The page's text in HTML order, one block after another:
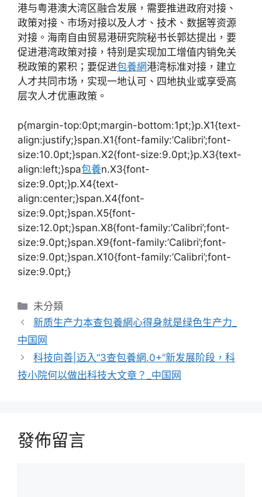
港与粤港澳大湾区融合发展，需要推进政府对接、
政策对接、市场对接以及人才、技术、数据等资源
对接。海南自由贸易港研究院秘书长郭达提出，要
促进港湾政策对接，特别是实现加工增值内销免关
税政策的累积；要促进包養網港湾标准对接，建立
人才共同市场，实现一地认可、四地执业或享受高
层次人才优惠政策。
p{margin-top:0pt;margin-bottom:1pt;}p.X1{text-
align:justify;}span.X1{font-family:’Calibri’;font-
size:10.0pt;}span.X2{font-size:9.0pt;}p.X3{text-
align:left;}spa包養n.X3{font-
size:9.0pt;}p.X4{text-
align:center;}span.X4{font-
size:9.0pt;}span.X5{font-
size:12.0pt;}span.X8{font-family:’Calibri’;font-
size:9.0pt;}span.X9{font-family:’Calibri’;font-
size:9.0pt;}span.X10{font-family:’Calibri’;font-
size:9.0pt;}
分
類
未分類
新质生产力本查包養網心得身就是绿色生产力_
中国网
科技向善|迈入“3查包養網.0+”新发展阶段，科
技小院何以做出科技大文章？_中国网
發佈留言